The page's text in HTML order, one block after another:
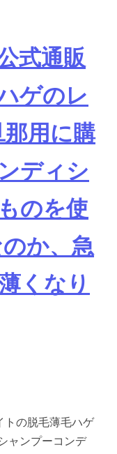
式通販
ゲのレ
那用に購
ディシ
のを使
か、急
くなり
トの脱毛薄毛ハゲ
ャンプーコンデ